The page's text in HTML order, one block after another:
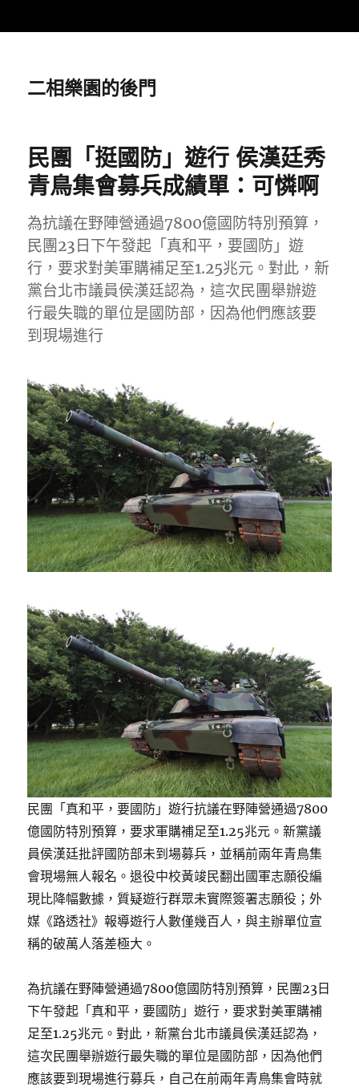
二相樂園的後門
民團「挺國防」遊行 侯漢廷秀
青鳥集會募兵成績單：可憐啊
為抗議在野陣營通過7800億國防特別預算，
民團23日下午發起「真和平，要國防」遊
行，要求對美軍購補足至1.25兆元。對此，新
黨台北市議員侯漢廷認為，這次民團舉辦遊
行最失職的單位是國防部，因為他們應該要
到現場進行
民團「真和平，要國防」遊行抗議在野陣營通過7800
億國防特別預算，要求軍購補足至1.25兆元。新黨議
員侯漢廷批評國防部未到場募兵，並稱前兩年青鳥集
會現場無人報名。退役中校黃竣民翻出國軍志願役編
現比降幅數據，質疑遊行群眾未實際簽署志願役；外
媒《路透社》報導遊行人數僅幾百人，與主辦單位宣
稱的破萬人落差極大。
為抗議在野陣營通過7800億國防特別預算，民團23日
下午發起「真和平，要國防」遊行，要求對美軍購補
足至1.25兆元。對此，新黨台北市議員侯漢廷認為，
這次民團舉辦遊行最失職的單位是國防部，因為他們
應該要到現場進行募兵，自己在前兩年青鳥集會時就